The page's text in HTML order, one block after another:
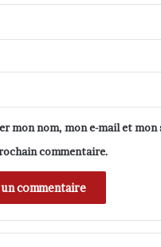
mon nom, mon e-mail et mon
commentaire.